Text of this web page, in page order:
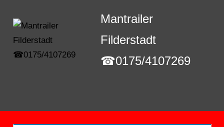
Inhalt
springen
Mantrailer
Filderstadt
☎0175/4107269